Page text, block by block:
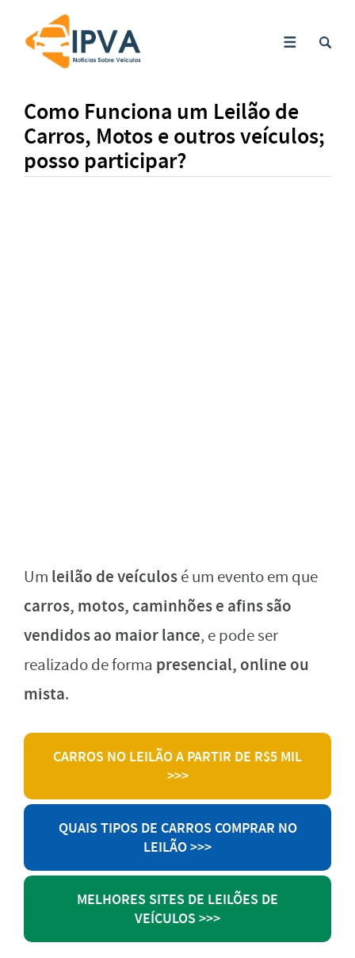
Como Funciona um Leilão de
Carros, Motos e outros veículos;
posso participar?
Um leilão de veículosé um evento em que
carros, motos, caminhões e afins são
vendidos ao maior lance, e pode ser
realizado de forma presencial, online ou
mista.
CARROS NO LEILÃO A PARTIR DE R$5 MIL
>>>
QUAIS TIPOS DE CARROS COMPRAR NO
LEILÃO >>>
MELHORES SITES DE LEILÕES DE
VEÍCULOS >>>